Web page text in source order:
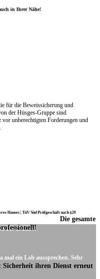
in Ihrer Nähe!
für die Beweissicherung und
der Hüsges-Gruppe sind
vor unberechtigten Forderungen und
Hauses | TüV Süd Prüfgeschäft nach §29
Die gesamte
mal ein Lob aussprechen. Sehr
Sicherheit ihren Dienst erneut